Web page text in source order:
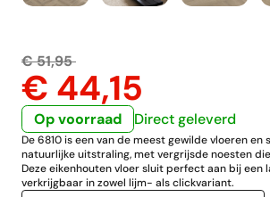
€ 44,15
€ 51,95
Op voorraad Direct geleverd
De 6810 is een van de meest gewilde vloeren en
natuurlijke uitstraling, met vergrijsde noesten
Deze eikenhouten vloer sluit perfect aan bij een
verkrijgbaar in zowel lijm- als clickvariant.